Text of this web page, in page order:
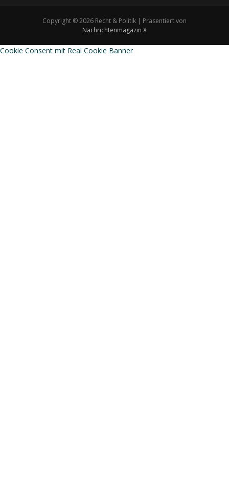
Copyright © 2026 Recht & Politik | Präsentiert von
Nachrichtenmagazin X
Cookie Consent mit Real Cookie Banner